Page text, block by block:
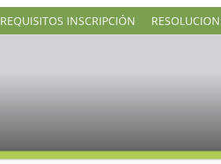
REQUISITOS INSCRIPCIÓN